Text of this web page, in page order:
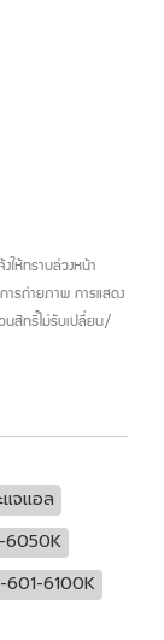
ให้ทราบล่วงหน้า
ารถ่ายภาพ การแสดง
นสิทธิ์ไม่รับเปลี่ยน/
แจแอล
6050K
601-6100K